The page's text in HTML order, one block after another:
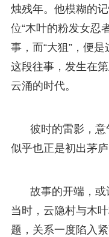
烛残年。他模糊的
位“木叶的粉发女忍
事，而“大狙”，便
这段往事，发生在
云涌的时代。
彼时的雷影，意
似乎也正是初出茅庐
故事的开端，或
当时，云隐村与木
题，关系一度陷入